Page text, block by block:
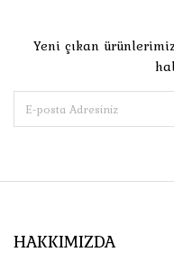
Yeni çıkan
HAKKIMIZDA